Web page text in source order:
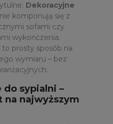
Dekoracyjne
komponują się z
sofami czy
wykończenia.
prosty sposób na
wymiaru – bez
sypialni –
najwyższym